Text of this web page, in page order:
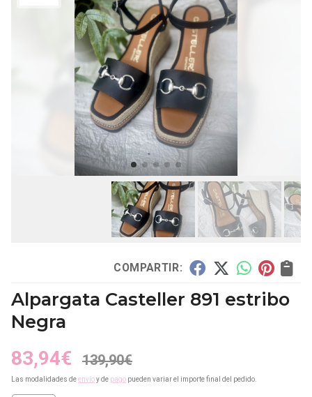
COMPARTIR:
Alpargata Casteller 891 estribo
Negra
83,94€ 139,90€
Las modalidades deenvíoy de pago pueden variar el importe final del pedido.